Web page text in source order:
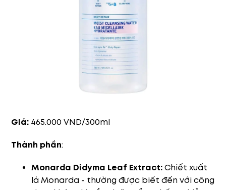
Giá: 465.000 VND/300ml
Thành phần:
Monarda Didyma Leaf Extract:Chiết xuất
lá Monarda - thường được biết đến với công